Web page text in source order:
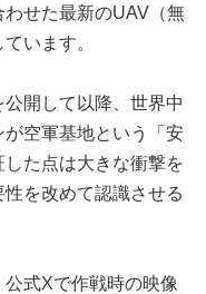
せた最新のUAV（無
います。
開して以降、世界中
空軍基地という「安
た点は大きな衝撃を
を改めて認識させる
式Xで作戦時の映像